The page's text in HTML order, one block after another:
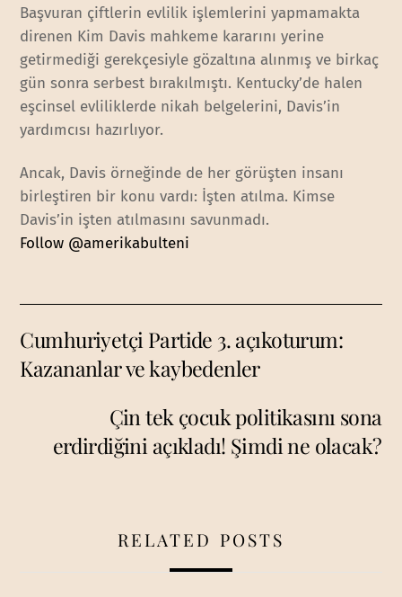
Başvuran çiftlerin evlilik işlemlerini yapmamakta
direnen Kim Davis mahkeme kararını yerine
getirmediği gerekçesiyle gözaltına alınmış ve birkaç
gün sonra serbest bırakılmıştı. Kentucky’de halen
eşcinsel evliliklerde nikah belgelerini, Davis’in
yardımcısı hazırlıyor.
Ancak, Davis örneğinde de her görüşten insanı
birleştiren bir konu vardı: İşten atılma. Kimse
Davis’in işten atılmasını savunmadı.
Follow @amerikabulteni
Cumhuriyetçi Partide 3. açıkoturum:
Kazananlar ve kaybedenler
Çin tek çocuk politikasını sona
erdirdiğini açıkladı! Şimdi ne olacak?
RELATED POSTS